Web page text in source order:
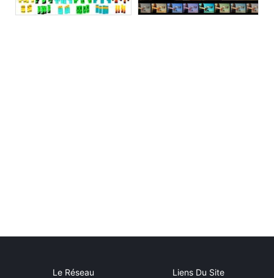
Le Réseau Liens Du Site